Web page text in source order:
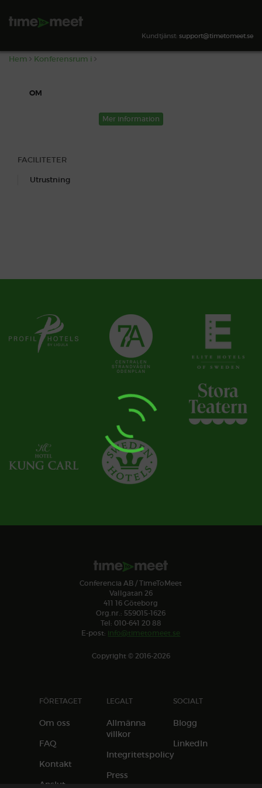
Kundtjänst: support@timetomeet.se
Hem Konferensrum i
OM
Mer information
FACILITETER
Utrustning
Conferencia AB / TimeToMeet
Vallgatan 26
411 16 Göteborg
Org.nr.: 559015-1626
Tel: 010-641 20 88
E-post: info@timetomeet.se
Copyright © 2016-2026
FÖRETAGET
Om oss
FAQ
Kontakt
Anslut
LEGALT
Allmänna
villkor
Integritetspolicy
Press
SOCIALT
Blogg
LinkedIn